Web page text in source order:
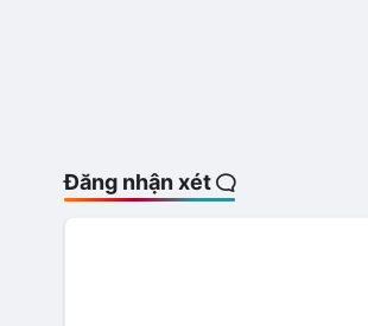
Đăng nhận xét